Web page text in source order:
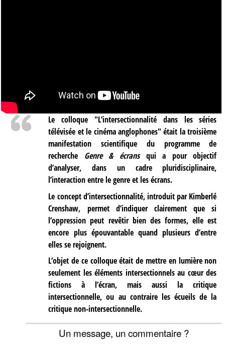
Le colloque "L’intersectionnalité dans les séries
télévisée et le cinéma anglophones" était la troisième
manifestation scientifique du programme de
recherche Genre & écransqui a pour objectif
d’analyser, dans un cadre pluridisciplinaire,
l’interaction entre le genre et les écrans.
Le concept d’intersectionnalité, introduit par Kimberlé
Crenshaw, permet d’indiquer clairement que si
l’oppression peut revêtir bien des formes, elle est
encore plus épouvantable quand plusieurs d’entre
elles se rejoignent.
L’objet de ce colloque était de mettre en lumière non
seulement les éléments intersectionnels au cœur des
fictions à l’écran, mais aussi la critique
intersectionnelle, ou au contraire les écueils de la
critique non-intersectionnelle.
Un message, un commentaire ?